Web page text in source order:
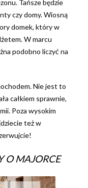
Tańsze będzie
czy domy. Wiosną
domek, który w
W marcu
podobno liczyć na
Nie jest to
całkiem sprawnie,
Poza wysokim
też w
O MAJORCE